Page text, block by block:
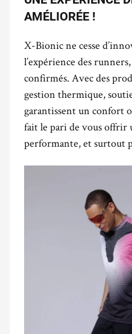
AMÉLIORÉE !
X-Bionic ne cesse
l’expérience des
confirmés. Avec des
gestion thermique,
garantissent un confort
fait le pari de vous offrir
performante, et surtout